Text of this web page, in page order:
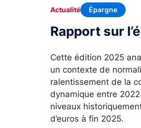
Rapport sur
Actualité Épargne
Cette édition 2025
un contexte de
ralentissement de la
dynamique entre
niveaux
d’euros à fin 2025.